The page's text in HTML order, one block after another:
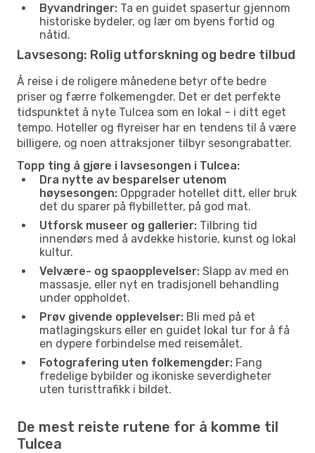
Byvandringer: Ta en guidet spasertur gjennom
historiske bydeler, og lær om byens fortid og
nåtid.
Lavsesong: Rolig utforskning og bedre tilbud
Å reise i de roligere månedene betyr ofte bedre
priser og færre folkemengder. Det er det perfekte
tidspunktet å nyte Tulcea som en lokal – i ditt eget
tempo. Hoteller og flyreiser har en tendens til å være
billigere, og noen attraksjoner tilbyr sesongrabatter.
Topp ting å gjøre i lavsesongen i Tulcea:
Dra nytte av besparelser utenom
høysesongen: Oppgrader hotellet ditt, eller bruk
det du sparer på flybilletter, på god mat.
Utforsk museer og gallerier: Tilbring tid
innendørs med å avdekke historie, kunst og lokal
kultur.
Velvære- og spaopplevelser: Slapp av med en
massasje, eller nyt en tradisjonell behandling
under oppholdet.
Prøv givende opplevelser: Bli med på et
matlagingskurs eller en guidet lokal tur for å få
en dypere forbindelse med reisemålet.
Fotografering uten folkemengder: Fang
fredelige bybilder og ikoniske severdigheter
uten turisttrafikk i bildet.
De mest reiste rutene for å komme til
Tulcea